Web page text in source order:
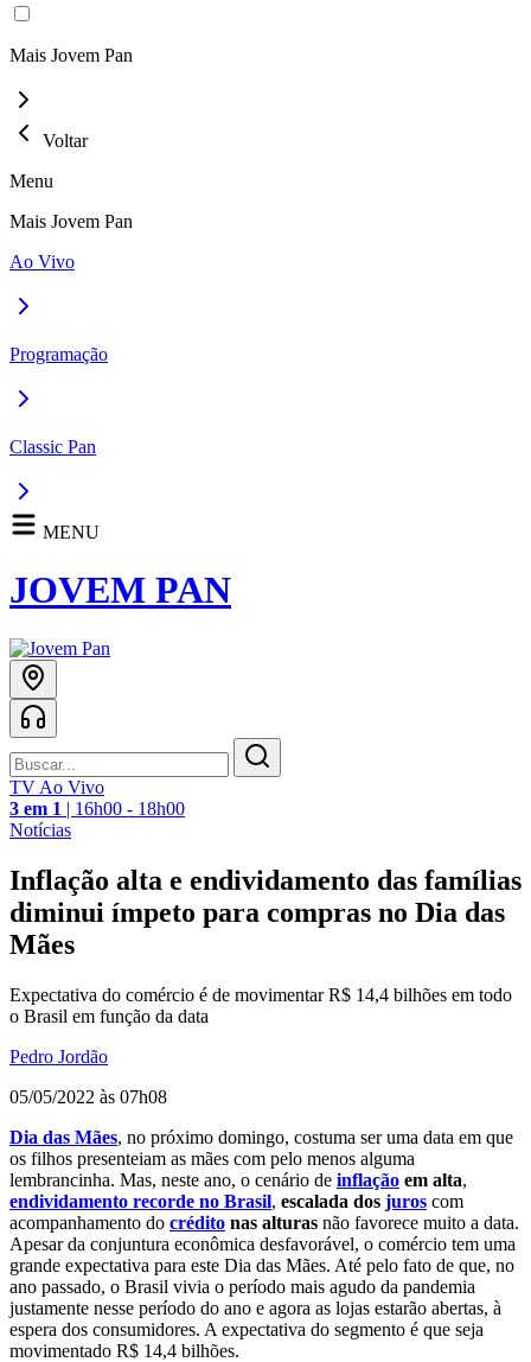
Mais Jovem Pan
Voltar
Menu
Mais Jovem Pan
Ao Vivo
Programação
Classic Pan
MENU
JOVEM PAN
TV Ao Vivo
3 em 1 | 16h00 - 18h00
Notícias
Inflação alta e endividamento das famílias
diminui ímpeto para compras no Dia das
Mães
Expectativa do comércio é de movimentar R$ 14,4 bilhões em todo
o Brasil em função da data
Pedro Jordão
05/05/2022 às 07h08
Dia das Mães, no próximo domingo, costuma ser uma data em que
os filhos presenteiam as mães com pelo menos alguma
lembrancinha. Mas, neste ano, o cenário de inflação em alta,
endividamento recorde no Brasil, escalada dos juros com
acompanhamento do crédito nas alturas não favorece muito a data.
Apesar da conjuntura econômica desfavorável, o comércio tem uma
grande expectativa para este Dia das Mães. Até pelo fato de que, no
ano passado, o Brasil vivia o período mais agudo da pandemia
justamente nesse período do ano e agora as lojas estarão abertas, à
espera dos consumidores. A expectativa do segmento é que seja
movimentado R$ 14,4 bilhões.